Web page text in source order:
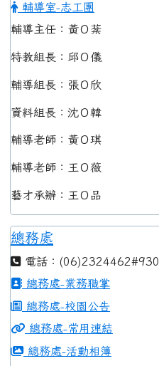
輔導室-志工團
輔導主任：黃Ｏ棻
特教組長：邱Ｏ儀
輔導組長：張Ｏ欣
資料組長：沈Ｏ韓
輔導老師：黃Ｏ琪
輔導老師：王Ｏ薇
藝才承辦：王Ｏ品
總務處
電話：(06)2324462#930
總務處-業務職掌
總務處-校園公告
總務處-常用連結
總務處-活動相簿